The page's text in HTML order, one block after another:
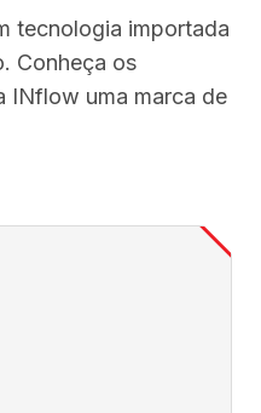
tecnologia importada
Conheça os
INflow uma marca de